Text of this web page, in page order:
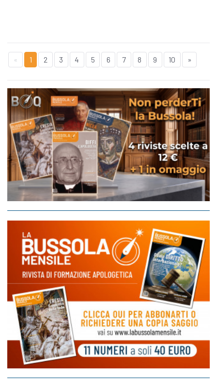
« 1 2 3 4 5 6 7 8 9 10 »